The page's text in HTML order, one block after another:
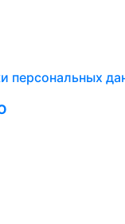
персональных